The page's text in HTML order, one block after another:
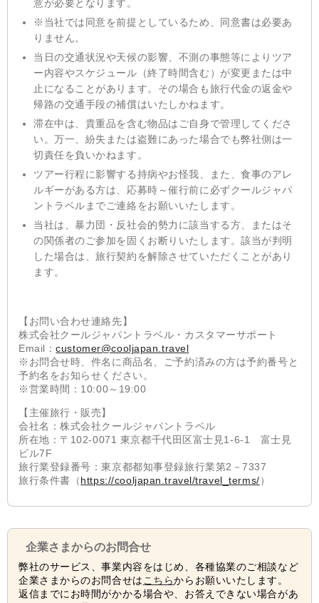
意が必要となります。
※当社では同意を前提としているため、同意書は必要あ
りません。
当⽇の交通状況や天候の影響、不測の事態等によりツア
ー内容やスケジュール（終了時間含む）が変更または中
⽌になることがあります。その場合も旅⾏代⾦の返⾦や
帰路の交通⼿段の補償はいたしかねます。
滞在中は、貴重品を含む物品はご自身で管理してくださ
い。万一、紛失または盗難にあった場合でも弊社側は一
切責任を負いかねます。
ツアー行程に影響する持病やお怪我、また、食事のアレ
ルギーがある方は、応募時～催行前に必ずクールジャパ
ントラベルまでご連絡をお願いいたします。
当社は、暴力団・反社会的勢力に該当する方、またはそ
の関係者のご参加を固くお断りいたします。該当が判明
した場合は、旅行契約を解除させていただくことがあり
ます。
【お問い合わせ連絡先】
株式会社クールジャパントラベル・カスタマーサポート
Email：customer@cooljapan.travel
※お問合せ時、件名に商品名、ご予約済みの方は予約番号と
予約名をお知らせください。
※営業時間：10:00～19:00
【主催旅行・販売】
会社名：株式会社クールジャパントラベル
所在地：〒102‐0071 東京都千代田区富士見1-6-1 富士見
ビル7F
旅行業登録番号：東京都都知事登録旅行業第2－7337
旅行条件書（https://cooljapan.travel/travel_terms/）
企業さまからのお問合せ
弊社のサービス、事業内容をはじめ、各種協業のご相談など
企業さまからのお問合せは こちらからお願いいたします。
返信までにお時間がかかる場合や、お答えできない場合があ